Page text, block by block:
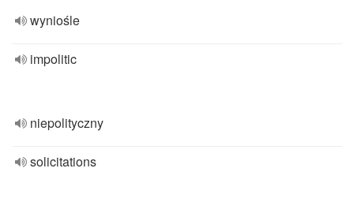
wyniośle
impolitic
niepolityczny
solicitations